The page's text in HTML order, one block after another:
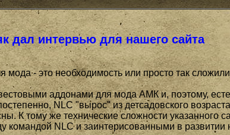
дал интервью для нашего сайта
мода - это необходимость или просто так
аддонами для мода АМК и, поэтому,
NLC "вырос" из детсадовского
К тому же технические сложности указанного
командой NLC и заинтерисованными в